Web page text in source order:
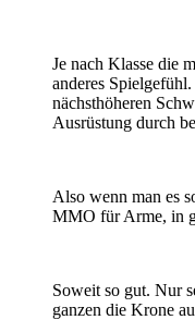
Je nach Klasse die
anderes
nächsthöheren
Ausrüstung durch
Also wenn man es
MMO für Arme, in
Soweit so gut. Nur
ganzen die Krone